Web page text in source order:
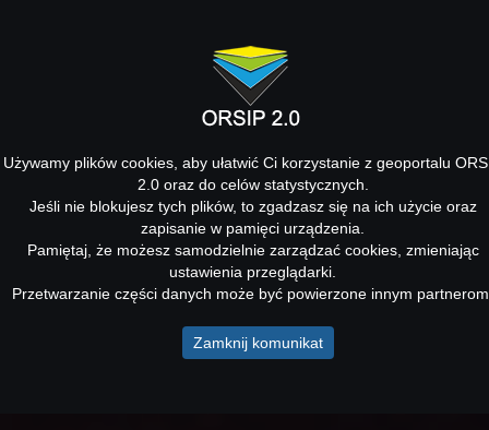
Używamy plików cookies, aby ułatwić Ci korzystanie z geoportalu
2.0 oraz do celów statystycznych.
Jeśli nie blokujesz tych plików, to zgadzasz się na ich użycie oraz
zapisanie w pamięci urządzenia.
Pamiętaj, że możesz samodzielnie zarządzać cookies, zmieniając
ustawienia przeglądarki.
Przetwarzanie części danych może być powierzone innym
Zamknij komunikat